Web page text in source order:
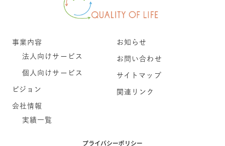
プライバシーポリシー
事業内容
法人向けサービス
個人向けサービス
ビジョン
会社情報
実績一覧
お知らせ
お問い合わせ
サイトマップ
関連リンク